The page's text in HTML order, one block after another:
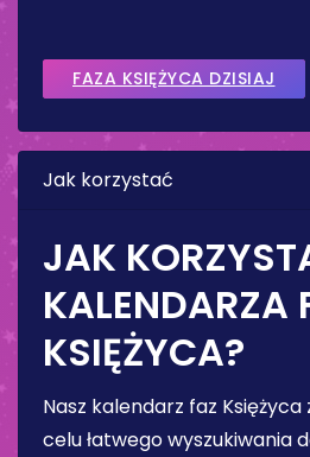
FAZA KSIĘŻYCA DZISIAJ
Jak korzystać
JAK
KALENDARZA
KSIĘŻYCA?
Nasz kalendarz faz
celu łatwego wyszukiwania